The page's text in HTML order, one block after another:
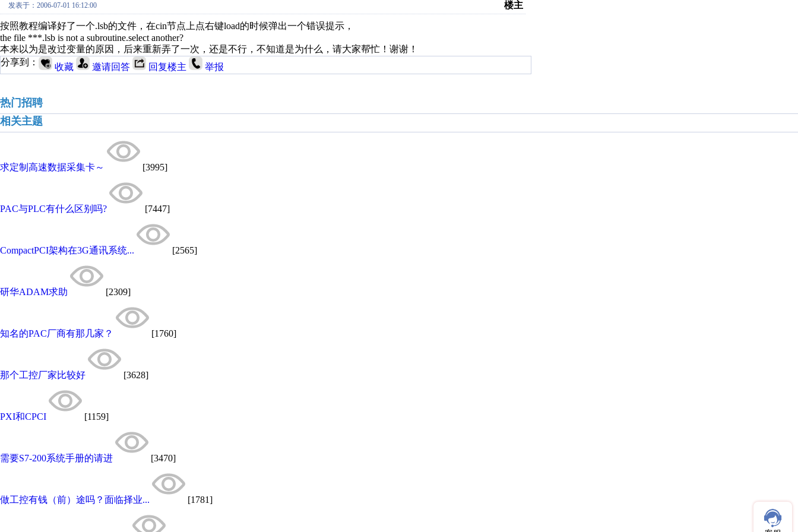
发表于：2006-07-01 16:12:00 楼主
按照教程编译好了一个.lsb的文件，在cin节点上点右键load的时候弹出一个错误提示，
the file ***.lsb is not a subroutine.select another?
本来以为是改过变量的原因，后来重新弄了一次，还是不行，不知道是为什么，请大家帮忙！谢谢！
分享到：
收藏 邀请回答 回复楼主 举报
热门招聘
相关主题
求定制高速数据采集卡～ [3995]
PAC与PLC有什么区别吗? [7447]
CompactPCI架构在3G通讯系统... [2565]
研华ADAM求助 [2309]
知名的PAC厂商有那几家？ [1760]
那个工控厂家比较好 [3628]
PXI和CPCI [1159]
需要S7-200系统手册的请进 [3470]
做工控有钱（前）途吗？面临择业... [1781]